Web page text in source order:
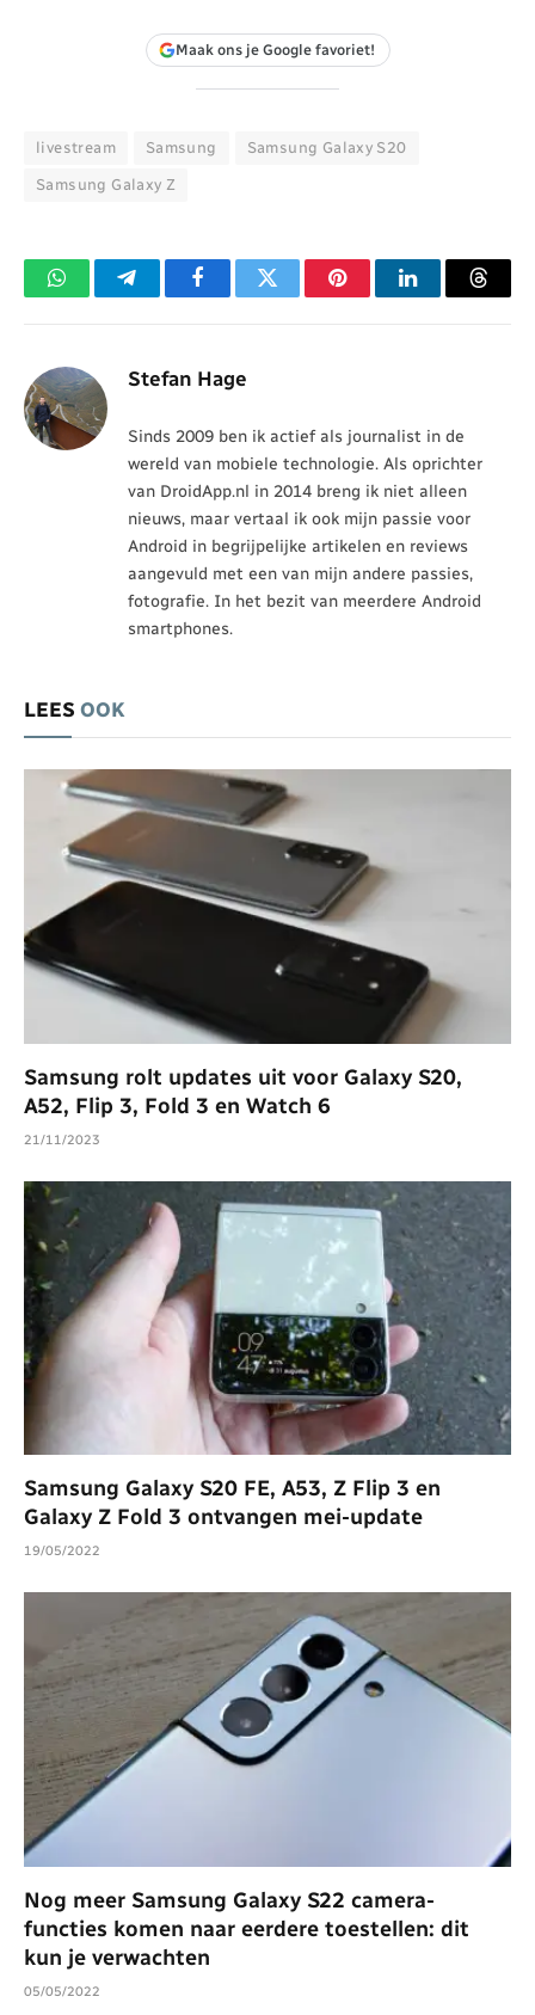
Maak ons je Google favoriet!
livestream Samsung Samsung Galaxy S20
Samsung Galaxy Z
WhatsAppTelegramFacebookTwitter PinterestLinkedIn
Stefan Hage
Sinds 2009 ben ik actief als journalist in de
wereld van mobiele technologie. Als oprichter
van DroidApp.nl in 2014 breng ik niet alleen
nieuws, maar vertaal ik ook mijn passie voor
Android in begrijpelijke artikelen en reviews
aangevuld met een van mijn andere passies,
fotografie. In het bezit van meerdere Android
smartphones.
LEES OOK
Samsung rolt updates uit voor Galaxy S20,
A52, Flip 3, Fold 3 en Watch 6
21/11/2023
Samsung Galaxy S20 FE, A53, Z Flip 3 en
Galaxy Z Fold 3 ontvangen mei-update
19/05/2022
Nog meer Samsung Galaxy S22 camera-
functies komen naar eerdere toestellen: dit
kun je verwachten
05/05/2022